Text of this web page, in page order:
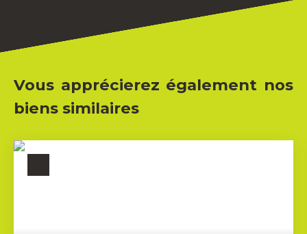
Vous apprécierez également nos
biens similaires